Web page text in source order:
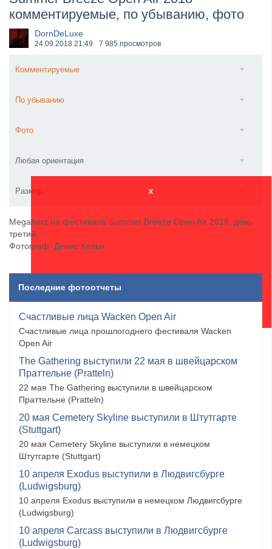
​Wacken Open Air 2027 объявил новую волну участ...
комментируемые, по убыванию, фото
DornDeLuxe
24.09.2018 21:49 7 985 просмотров
Комментируемые
По убыванию
Фото
Любая ориентация
Размер x
Megaherz на фестивале Summer Breeze Open Air 2018, день
третий.
Фотограф: Денис Кельн
Последние фотоотчеты
Счастливые лица Wacken Open Air
Счастливые лица прошлогоднего фестиваля Wacken
Open Air
The Gathering выступили 22 мая в швейцарском
Праттельне (Pratteln)
22 мая The Gathering выступили в швейцарском
Праттельне (Pratteln)
20 мая Cemetery Skyline выступили в Штутгарте
(Stuttgart)
20 мая Cemetery Skyline выступили в немецком
Штутгарте (Stuttgart)
10 апреля Exodus выступили в Людвигсбурге
(Ludwigsburg)
10 апреля Exodus выступили в немецком Людвигсбурге
(Ludwigsburg)
10 апреля Carcass выступили в Людвигсбурге
(Ludwigsburg)